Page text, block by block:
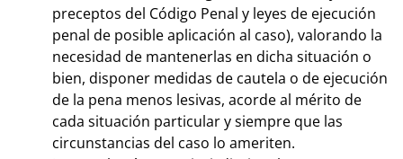
preceptos del Código Penal y leyes de ejecución
penal de posible aplicación al caso), valorando la
necesidad de mantenerlas en dicha situación o
bien, disponer medidas de cautela o de ejecución
de la pena menos lesivas, acorde al mérito de
cada situación particular y siempre que las
circunstancias del caso lo ameriten.